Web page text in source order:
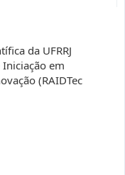
da UFRRJ
Iniciação em
(RAIDTec